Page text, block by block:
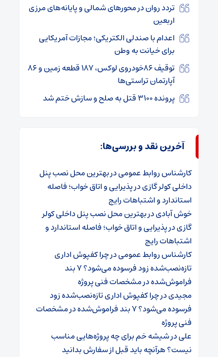
تردد روان در محورهای شمالی و پایانه‌های مرزی
اربعین
اعدام با صندلی الکتریکی؛ مجازات آمریکایی
برای خیانت به وطن
توقیف ۸۶خودروی لوکس، ۱۸۷ قطعه زمین و ۸۶
آپارتمان تراستی‌ها
پرونده ۳۱۰۰ قتل به صلح و سازش ختم شد
آخرین نقد و بررسی‌ها:
کارشناس روابط عمومیدربهترین محل نصب پنل
داخلی کولر گازی در پذیرایی و اتاق خواب؛ فاصله
استاندارد و اشتباهات رایج
خوش آبادیدربهترین محل نصب پنل داخلی کولر
گازی در پذیرایی و اتاق خواب؛ فاصله استاندارد و
اشتباهات رایج
کارشناس روابط عمومیدرچرا کفپوش اداری
تازه‌نصب‌شده زود فرسوده می‌شود؟ ۷ بند
فراموش‌شده در مشخصات فنی پروژه
مجیدیدرچرا کفپوش اداری تازه‌نصب‌شده زود
فرسوده می‌شود؟ ۷ بند فراموش‌شده در مشخصات
فنی پروژه
علیدرشیشه خم برای چه پروژه‌هایی مناسب
نیست؟ هرآنچه باید قبل از سفارش بدانید